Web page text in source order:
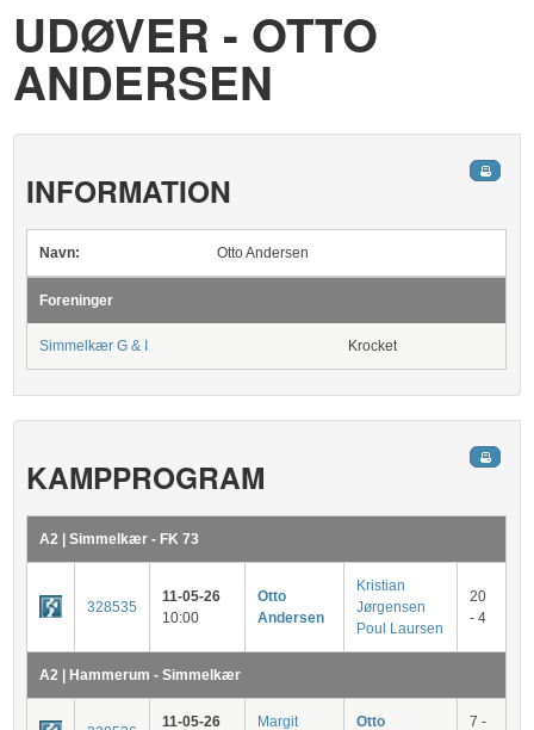
UDØVER - OTTO
ANDERSEN
INFORMATION
Navn: Otto Andersen
Foreninger
Simmelkær G & I Krocket
KAMPPROGRAM
A2 | Simmelkær - FK 73
328535
11-05-26
10:00
Otto
Andersen
Kristian
Jørgensen
Poul Laursen
20
- 4
A2 | Hammerum - Simmelkær
11-05-26 Margit Otto 7 -